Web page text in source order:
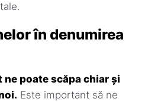
în denumirea
ne poate scăpa chiar și
Este important să ne